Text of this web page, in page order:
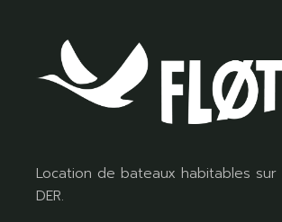
Location de bateaux habitables sur
DER.